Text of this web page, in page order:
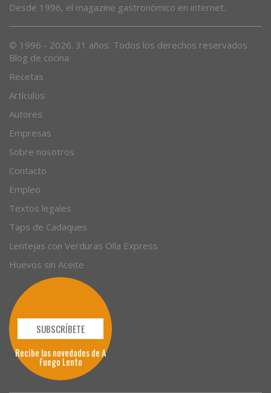
Desde 1996, el magazine gastronómico en internet.
© 1996 - 2026. 31 años. Todos los derechos reservados.
Blog de cocina
Recetas
Artículos
Autores
Empresas
Sobre nosotros
Contacto
Empleo
Textos legales
Taps de Cadaques
Lentejas con Verduras Olla Express
Huevos sin Aceite
SUBSCRÍBETE
Recibe las novedades de A
Fuego Lento